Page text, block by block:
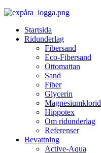
Startsida
Ridunderlag
Fibersand
Eco-Fibersand
Ottomattan
Sand
Fiber
Glycerin
Magnesiumklorid
Hippotex
Om ridunderlag
Referenser
Bevattning
Active-Aqua